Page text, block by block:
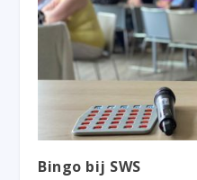
Bingo bij SWS